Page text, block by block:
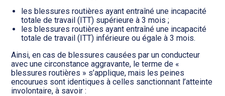
les blessures routières ayant entraîné une incapacité
totale de travail (ITT) supérieure à 3 mois ;
les blessures routières ayant entraîné une incapacité
totale de travail (ITT) inférieure ou égale à 3 mois.
Ainsi, en cas de blessures causées par un conducteur
avec une circonstance aggravante, le terme de «
blessures routières » s’applique, mais les peines
encourues sont identiques à celles sanctionnant l’atteinte
involontaire, à savoir :